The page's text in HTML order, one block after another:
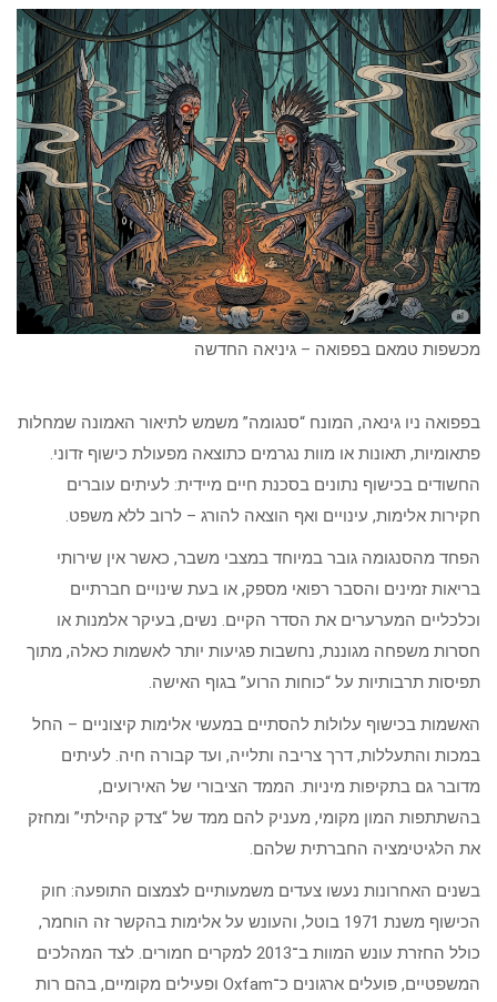
מכשפות טמאם בפפואה – גיניאה החדשה
בפפואה ניו גינאה, המונח “סנגומה” משמש לתיאור האמונה שמחלות
פתאומיות, תאונות או מוות נגרמים כתוצאה מפעולת כישוף זדוני.
החשודים בכישוף נתונים בסכנת חיים מיידית: לעיתים עוברים
חקירות אלימות, עינויים ואף הוצאה להורג – לרוב ללא משפט.
הפחד מהסנגומה גובר במיוחד במצבי משבר, כאשר אין שירותי
בריאות זמינים והסבר רפואי מספק, או בעת שינויים חברתיים
וכלכליים המערערים את הסדר הקיים. נשים, בעיקר אלמנות או
חסרות משפחה מגוננת, נחשבות פגיעות יותר לאשמות כאלה, מתוך
תפיסות תרבותיות על “כוחות הרוע” בגוף האישה.
האשמות בכישוף עלולות להסתיים במעשי אלימות קיצוניים – החל
במכות והתעללות, דרך צריבה ותלייה, ועד קבורה חיה. לעיתים
מדובר גם בתקיפות מיניות. הממד הציבורי של האירועים,
בהשתתפות המון מקומי, מעניק להם ממד של “צדק קהילתי” ומחזק
את הלגיטימציה החברתית שלהם.
בשנים האחרונות נעשו צעדים משמעותיים לצמצום התופעה: חוק
הכישוף משנת 1971 בוטל, והעונש על אלימות בהקשר זה הוחמר,
כולל החזרת עונש המוות ב־2013 למקרים חמורים. לצד המהלכים
המשפטיים, פועלים ארגונים כ־Oxfam ופעילים מקומיים, בהם רות